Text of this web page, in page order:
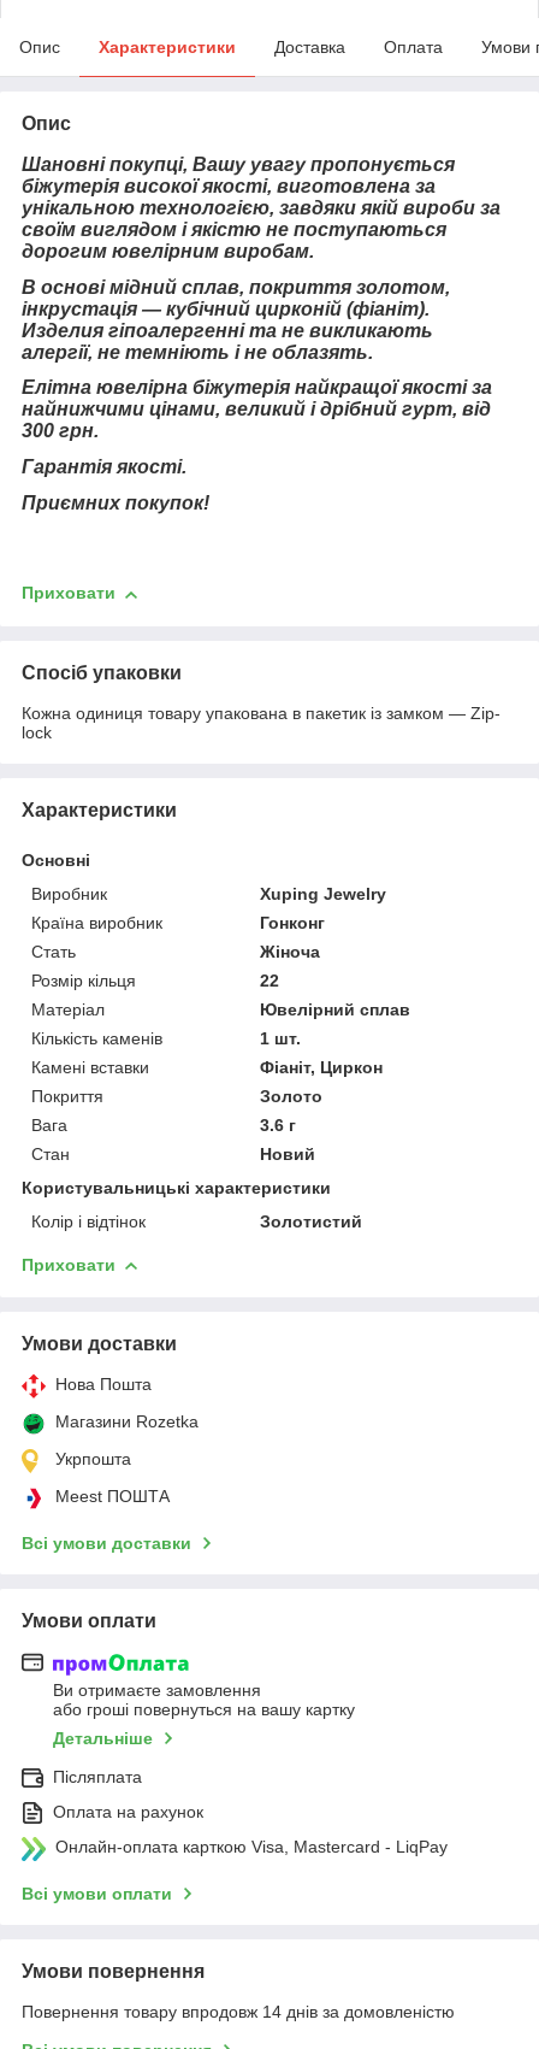
Опис Характеристики Доставка Оплата Умови
Опис
Шановні покупці, Вашу увагу пропонується
біжутерія високої якості, виготовлена за
унікальною технологією, завдяки якій вироби за
своїм виглядом і якістю не поступаються
дорогим ювелірним виробам.
В основі мідний сплав, покриття золотом,
інкрустація — кубічний цирконій (фіаніт).
Изделия гіпоалергенні та не викликають
алергії, не темніють і не облазять.
Елітна ювелірна біжутерія найкращої якості за
найнижчими цінами, великий і дрібний гурт, від
300 грн.
Гарантія якості.
Приємних покупок!
Приховати
Спосіб упаковки
Кожна одиниця товару упакована в пакетик із замком — Zip-
lock
Характеристики
Основні
Виробник
Xuping Jewelry
Країна виробник
Гонконг
Стать
Жіноча
Розмір кільця
22
Матеріал
Ювелірний сплав
Кількість каменів
1 шт.
Камені вставки
Фіаніт, Циркон
Покриття
Золото
Вага
3.6 г
Стан
Новий
Користувальницькі характеристики
Колір і відтінок
Золотистий
Приховати
Умови доставки
Нова Пошта
Магазини Rozetka
Укрпошта
Meest ПОШТА
Всі умови доставки
Умови оплати
Ви отримаєте замовлення
або гроші повернуться на вашу картку
Детальніше
Післяплата
Оплата на рахунок
Онлайн-оплата карткою Visa, Mastercard - LiqPay
Всі умови оплати
Умови повернення
Повернення товару впродовж 14 днів за домовленістю